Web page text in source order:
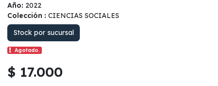
Año: 2022
Colección : CIENCIAS SOCIALES
Stock por sucursal
Agotado.
$ 17.000